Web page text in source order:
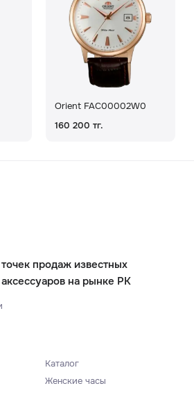
Orient FAC00002W0
160 200 тг.
продаж известных
на рынке РК
Каталог
Женские часы